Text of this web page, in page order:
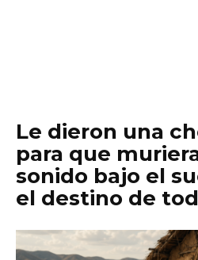
Le dieron una
para que
sonido bajo el
el destino de